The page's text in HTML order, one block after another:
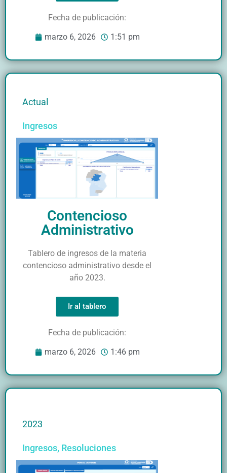
Fecha de publicación:
marzo 6, 2026 1:51 pm
Actual
Ingresos
Contencioso
Administrativo
Tablero de ingresos de la materia
contencioso administrativo desde el
año 2023.
Ir al tablero
Fecha de publicación:
marzo 6, 2026 1:46 pm
2023
Ingresos, Resoluciones